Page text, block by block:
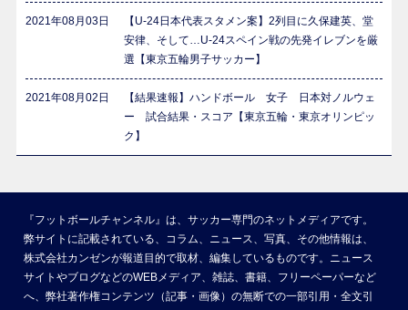
2021年08月03日
【U-24日本代表スタメン案】2列目に久保建英、堂
安律、そして…U-24スペイン戦の先発イレブンを厳
選【東京五輪男子サッカー】
2021年08月02日
【結果速報】ハンドボール 女子 日本対ノルウェ
ー 試合結果・スコア【東京五輪・東京オリンピッ
ク】
『フットボールチャンネル』は、サッカー専門のネットメディアです。
弊サイトに記載されている、コラム、ニュース、写真、その他情報は、
株式会社カンゼンが報道目的で取材、編集しているものです。ニュース
サイトやブログなどのWEBメディア、雑誌、書籍、フリーペーパーなど
へ、弊社著作権コンテンツ（記事・画像）の無断での一部引用・全文引